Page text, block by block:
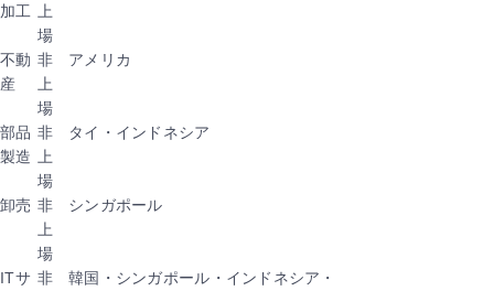
加工
上
場
不動
産
非
上
場
アメリカ
部品
製造
非
上
場
タイ・インドネシア
卸売 非
上
場
シンガポール
ITサ 非
韓国・シンガポール・インドネシア・